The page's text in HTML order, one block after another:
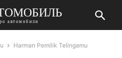
автомобили
Harman Pemilik Telingamu